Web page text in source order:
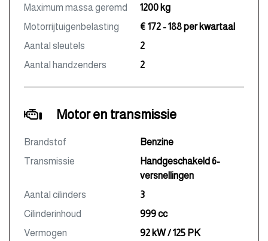
Maximum massa geremd
1200 kg
Motorrijtuigenbelasting
€ 172 - 188 per kwartaal
Aantal sleutels
2
Aantal handzenders
2
Motor en transmissie
Brandstof
Benzine
Transmissie
Handgeschakeld 6-
versnellingen
Aantal cilinders
3
Cilinderinhoud
999 cc
Vermogen
92 kW / 125 PK